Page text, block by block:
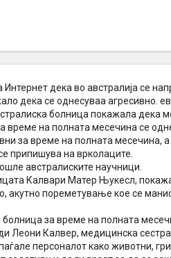
дека во австралија се
дека се однесуваа агресивно.
болница покажала дека
време на полната месечина се
за време на полната
припишува на врколаците.
австралиските научници.
Калвари Матер Њукесл,
акутно пореметување кое се
за време на полната
Леони Калвер, медицинска сестра
персоналот како животни,